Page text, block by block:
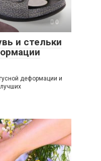
0
и стельки
деформации и